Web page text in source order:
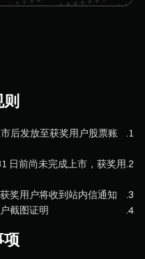
1
.
后发放至获奖用户股票账
2
.
日前尚未完成上市，获奖用
3
.
用户将收到站内信通知。
4
.
图证明。
项